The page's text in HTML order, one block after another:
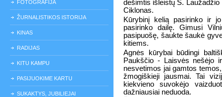
FOTOGRAFIJA
ŽURNALISTIKOS ISTORIJA
KINAS
RADIJAS
KITU KAMPU
PASIJUOKIME KARTU
SUKAKTYS, JUBILIEJAI
dešimtis išleistų Š.
Ciklonas.
Kūrybinį kelią pasirinko ir
pasirinko dailę. Gimusi
pasipuošę, šaukte šaukė
kitiems.
Agnės kūrybai būdingi
Paukščio - Laisvės nešėjo
nesvetimos jai gamtos
žmogiškieji jausmai. Tai
kiekvieno suvokėjo
dažniausiai neduoda.